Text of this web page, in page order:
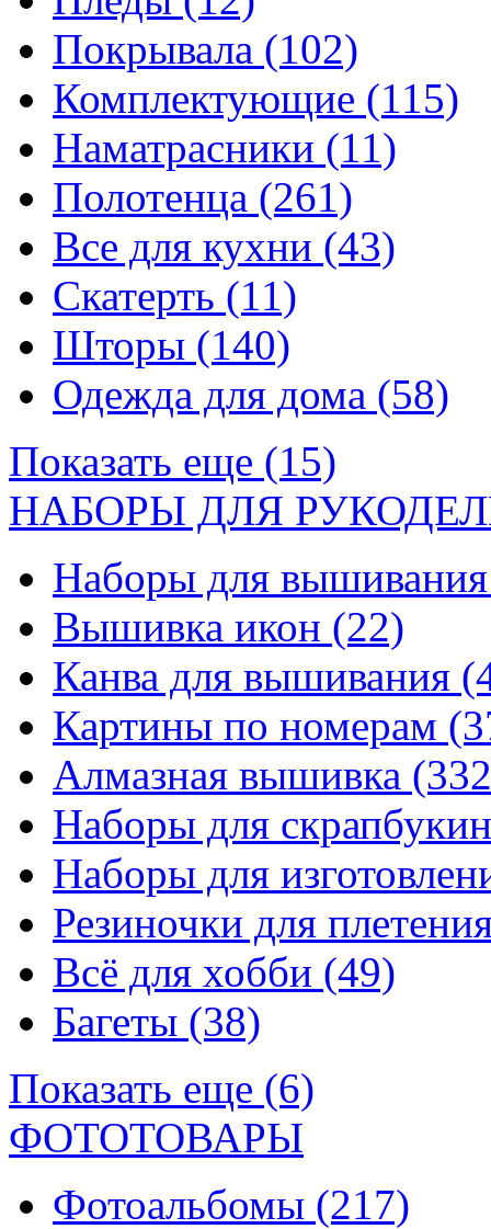
Покрывала (102)
Комплектующие (115)
Наматрасники (11)
Полотенца (261)
Все для кухни (43)
Скатерть (11)
Шторы (140)
Одежда для дома (58)
Показать еще (15)
НАБОРЫ ДЛЯ
Наборы для
Вышивка икон (22)
Канва для вышивания
Картины по номерам
Алмазная вышивка
Наборы для
Наборы для
Резиночки для
Всё для хобби (49)
Багеты (38)
Показать еще (6)
ФОТОТОВАРЫ
Фотоальбомы (217)